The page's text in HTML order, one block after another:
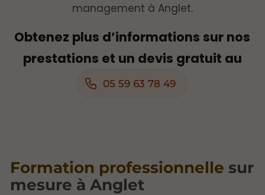
management à Anglet.
Obtenez plus d’informations sur nos
prestations et un devis gratuit au
05 59 63 78 49
Formation professionnelle sur
mesure à Anglet